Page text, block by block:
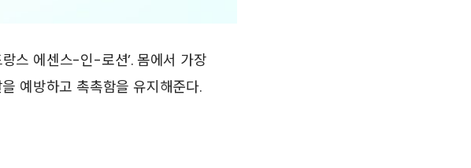
스 에센스-인-로션’. 몸에서 가장
예방하고 촉촉함을 유지해준다.